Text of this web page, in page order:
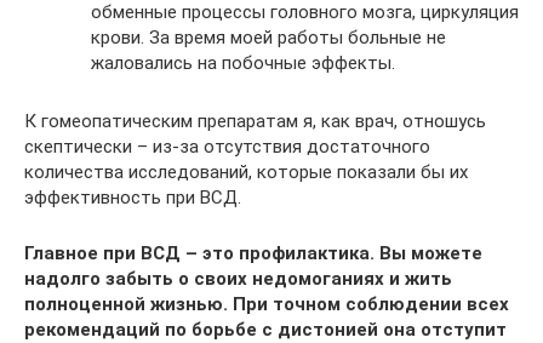
обменные процессы головного мозга, циркуляция
крови. За время моей работы больные не
жаловались на побочные эффекты.
К гомеопатическим препаратам я, как врач, отношусь
скептически – из-за отсутствия достаточного
количества исследований, которые показали бы их
эффективность при ВСД.
Главное при ВСД – это профилактика. Вы можете
надолго забыть о своих недомоганиях и жить
полноценной жизнью. При точном соблюдении всех
рекомендаций по борьбе с дистонией она отступит